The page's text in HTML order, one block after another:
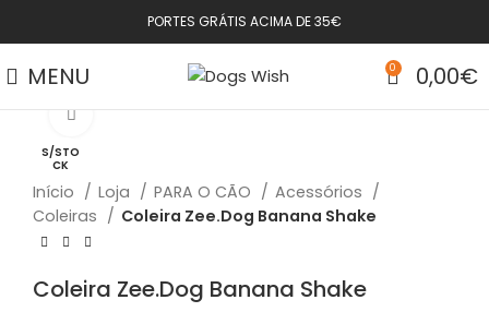
PORTES GRÁTIS ACIMA DE 35€
MENU 0 0,00€
S/STO
CK
Click to enlarge
Início Loja PARA O CÃO
Acessórios
Coleiras
Coleira Zee.Dog Banana Shake
Coleira Zee.Dog Banana Shake